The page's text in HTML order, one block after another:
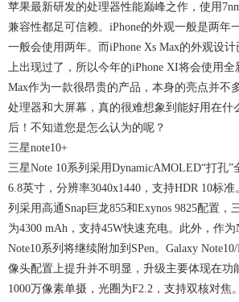
苹果最新研发的处理器性能巅峰之作，使用
兼容性都足可信赖。iPhone的外观一般是两年
一般会使用两年。而iPhone Xs Max的外观设
上出现过了，所以今年的iPhone XI将会使用全
Max作为一款很昂贵的产品，本身的亮点并不
处理器和大屏幕，真的很难想象到能好用在什
后！不知道您是怎么认为的呢？
三星note10+
三星Note 10系列采用DynamicAMOLED“打孔”
6.8英寸，分辨率3040x1440，支持HDR 10标准
列采用高通Snap巨龙855和Exynos 9825配置，
为4300 mAh，支持45W快速充电。此外，作为
Note10系列将继续附加到SPen。Galaxy
像头配置上提升并不明显，升级主要体现在功
1000万像素单摄，光圈为F2.2，支持双核对焦